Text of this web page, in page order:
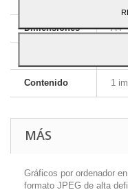
Dimensiones A4
Contenido 1
MÁS
Gráficos por ordenador
formato JPEG de alta